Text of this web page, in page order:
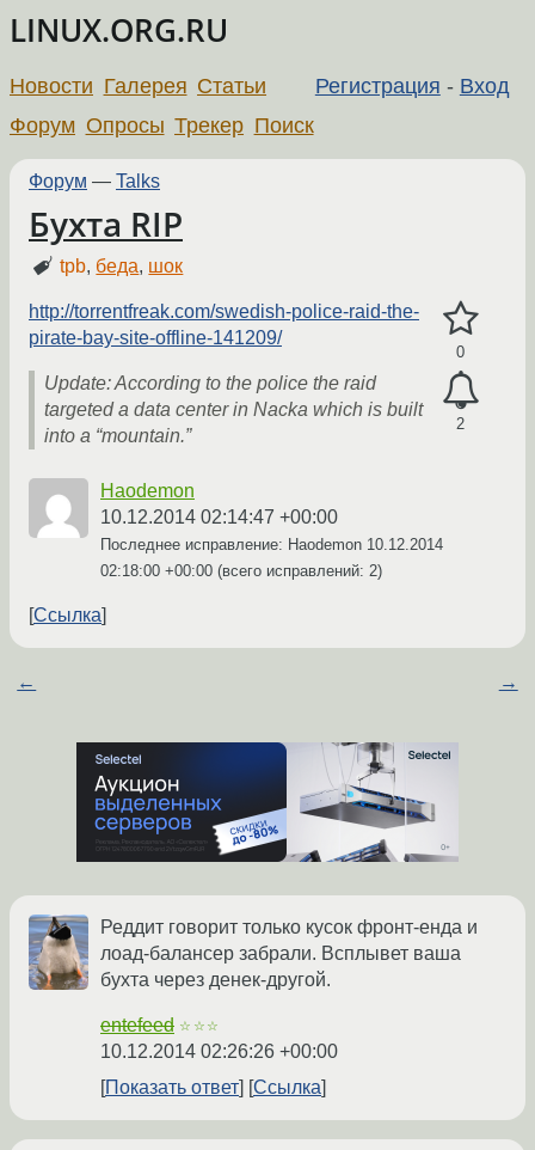
LINUX.ORG.RU
Регистрация - Вход
Новости Галерея Статьи
Форум Опросы Трекер Поиск
Форум — Talks
Бухта RIP
tpb, беда, шок
0
2
http://torrentfreak.com/swedish-police-raid-the-
pirate-bay-site-offline-141209/
Update: According to the police the raid
targeted a data center in Nacka which is built
into a “mountain.”
Haodemon
10.12.2014 02:14:47 +00:00
Последнее исправление: Haodemon 10.12.2014
02:18:00 +00:00 (всего исправлений: 2)
Ссылка
← →
Реддит говорит только кусок фронт-енда и
лоад-балансер забрали. Всплывет ваша
бухта через денек-другой.
entefeed ☆☆☆
10.12.2014 02:26:26 +00:00
Показать ответ
Ссылка